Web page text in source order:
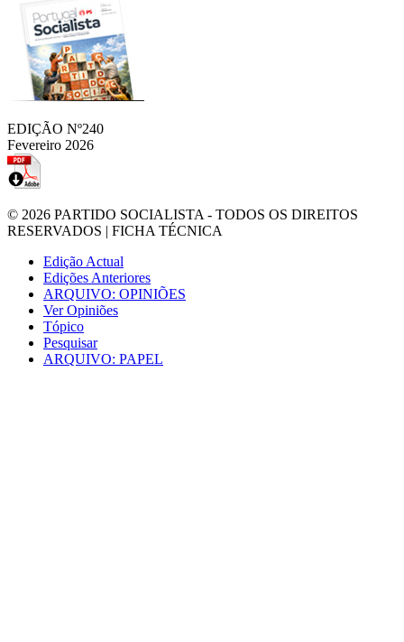
EDIÇÃO Nº240
Fevereiro 2026
© 2026 PARTIDO SOCIALISTA - TODOS OS DIREITOS
RESERVADOS | FICHA TÉCNICA
Edição Actual
Edições Anteriores
ARQUIVO: OPINIÕES
Ver Opiniões
Tópico
Pesquisar
ARQUIVO: PAPEL